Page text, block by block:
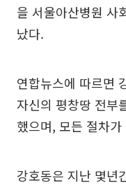
을 서울아산병원 사
났다.
연합뉴스에 따르면
자신의 평창땅 전부
했으며, 모든 절차가
강호동은 지난 몇년